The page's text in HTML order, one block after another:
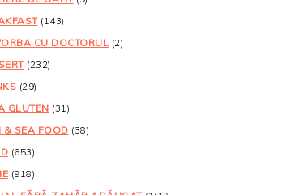
(143)
CU DOCTORUL (2)
(232)
(29)
GLUTEN (31)
& SEA FOOD (38)
(653)
(918)